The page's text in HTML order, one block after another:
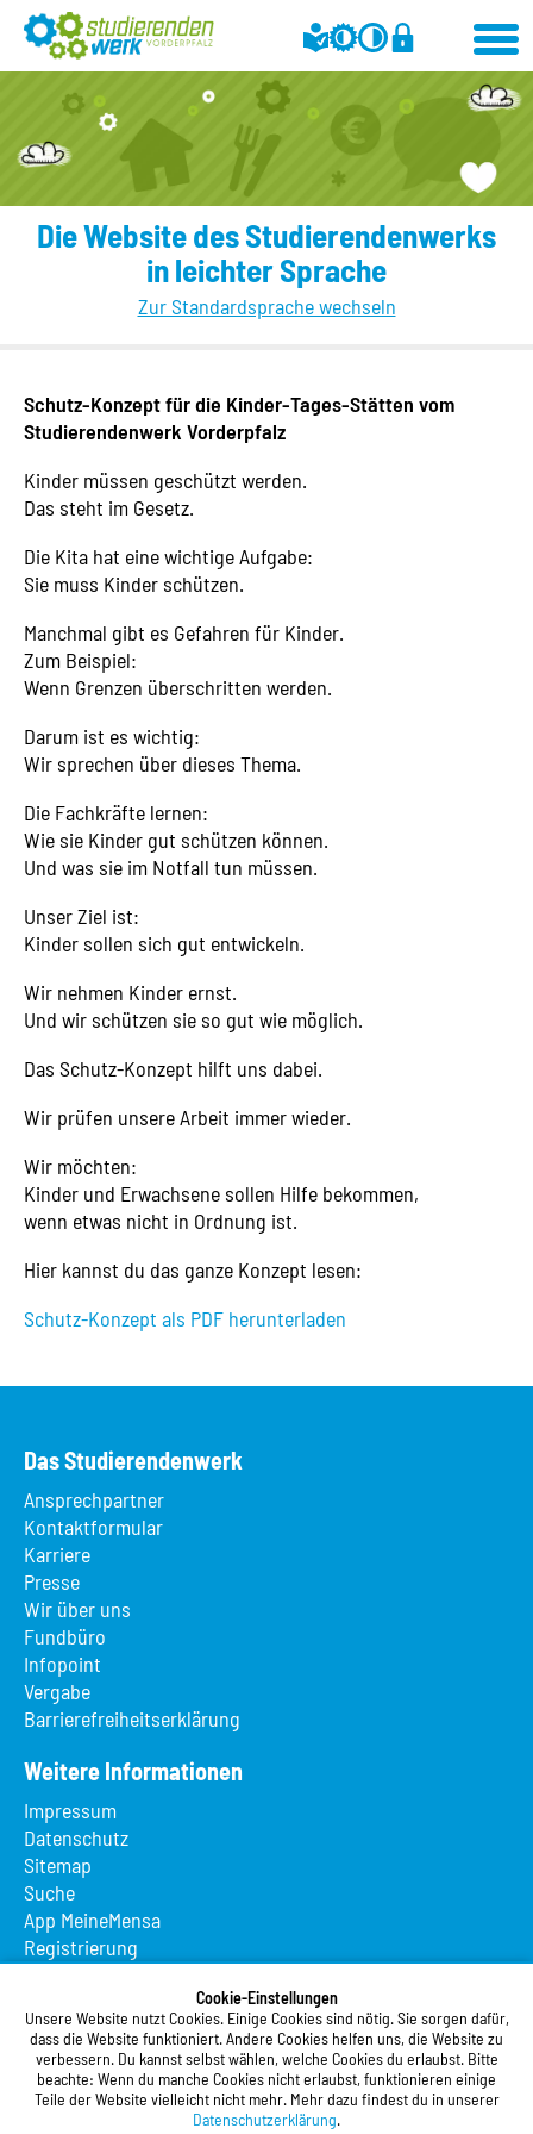
Cookie-Einstellungen
Unsere Website nutzt Cookies. Einige Cookies sind nötig. Sie sorgen dafür,
dass die Website funktioniert. Andere Cookies helfen uns, die Website zu
verbessern. Du kannst selbst wählen, welche Cookies du erlaubst. Bitte
beachte: Wenn du manche Cookies nicht erlaubst, funktionieren einige
Teile der Website vielleicht nicht mehr. Mehr dazu findest du in unserer
Datenschutzerklärung.
Die Website des Studierendenwerks
in leichter Sprache
Zur Standardsprache wechseln
Schutz-Konzept für die Kinder-Tages-Stätten vom
Studierendenwerk Vorderpfalz
Kinder müssen geschützt werden.
Das steht im Gesetz.
Die Kita hat eine wichtige Aufgabe:
Sie muss Kinder schützen.
Manchmal gibt es Gefahren für Kinder.
Zum Beispiel:
Wenn Grenzen überschritten werden.
Darum ist es wichtig:
Wir sprechen über dieses Thema.
Die Fachkräfte lernen:
Wie sie Kinder gut schützen können.
Und was sie im Notfall tun müssen.
Unser Ziel ist:
Kinder sollen sich gut entwickeln.
Wir nehmen Kinder ernst.
Und wir schützen sie so gut wie möglich.
Das Schutz-Konzept hilft uns dabei.
Wir prüfen unsere Arbeit immer wieder.
Wir möchten:
Kinder und Erwachsene sollen Hilfe bekommen,
wenn etwas nicht in Ordnung ist.
Hier kannst du das ganze Konzept lesen:
Schutz-Konzept als PDF herunterladen
Das Studierendenwerk
Ansprechpartner
Kontaktformular
Karriere
Presse
Wir über uns
Fundbüro
Infopoint
Vergabe
Barrierefreiheitserklärung
Weitere Informationen
Impressum
Datenschutz
Sitemap
Suche
App MeineMensa
Registrierung
Studierendenwerk Vorderpfalz
Studierendenwerk Vorderpfalz
Anstalt des öffentlichen Rechts
Xylanderstraße 17
76829 Landau in der Pfalz